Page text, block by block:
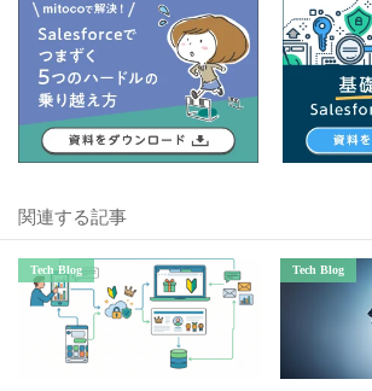
関連する記事
Tech Blog Tech Blog